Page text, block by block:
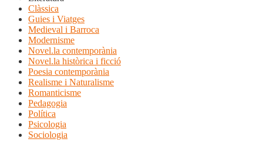
Clàssica
Guies i Viatges
Medieval i Barroca
Modernisme
Novel.la contemporània
Novel.la històrica i ficció
Poesia contemporània
Realisme i Naturalisme
Romanticisme
Pedagogia
Política
Psicologia
Sociologia